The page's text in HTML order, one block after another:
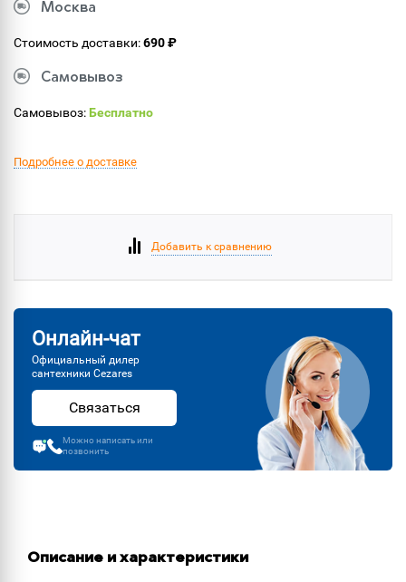
Москва
Стоимость доставки:690 ₽
Самовывоз
Самовывоз:Бесплатно
Подробнее о доставке
Добавить к сравнению
Онлайн-чат
Официальный дилер
сантехники Cezares
Связаться
Можно написать или
позвонить
Описание и характеристики